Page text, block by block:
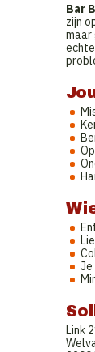
Bar
zijn
maar
Je
Link